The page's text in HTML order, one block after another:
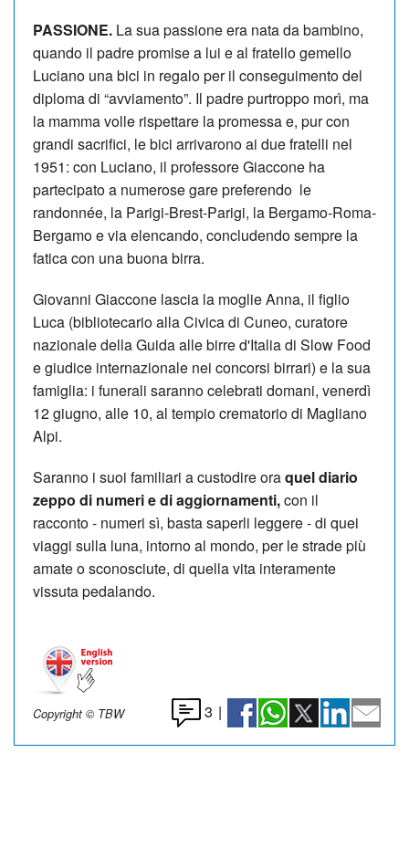
PASSIONE. La sua passione era nata da bambino,
quando il padre promise a lui e al fratello gemello
Luciano una bici in regalo per il conseguimento del
diploma di “avviamento”. Il padre purtroppo morì, ma
la mamma volle rispettare la promessa e, pur con
grandi sacrifici, le bici arrivarono ai due fratelli nel
1951: con Luciano, il professore Giaccone ha
partecipato a numerose gare preferendo le
randonnée, la Parigi-Brest-Parigi, la Bergamo-Roma-
Bergamo e via elencando, concludendo sempre la
fatica con una buona birra.
Giovanni Giaccone lascia la moglie Anna, il figlio
Luca (bibliotecario alla Civica di Cuneo, curatore
nazionale della Guida alle birre d'Italia di Slow Food
e giudice internazionale nei concorsi birrari) e la sua
famiglia: i funerali saranno celebrati domani, venerdì
12 giugno, alle 10, al tempio crematorio di Magliano
Alpi.
Saranno i suoi familiari a custodire oraquel diario
zeppo di numeri e di aggiornamenti,con il
racconto - numeri sì, basta saperli leggere - di quei
viaggi sulla luna, intorno al mondo, per le strade più
amate o sconosciute, di quella vita interamente
vissuta pedalando.
Copyright © TBW 3 |